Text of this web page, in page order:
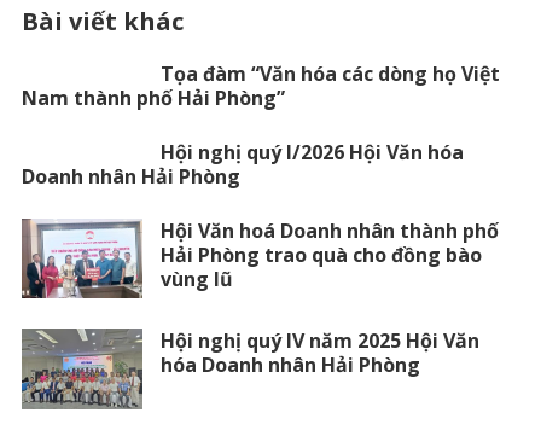
Bài viết khác
Tọa đàm “Văn hóa các dòng họ Việt
Nam thành phố Hải Phòng”
Hội nghị quý I/2026 Hội Văn hóa
Doanh nhân Hải Phòng
Hội Văn hoá Doanh nhân thành phố
Hải Phòng trao quà cho đồng bào
vùng lũ
Hội nghị quý IV năm 2025 Hội Văn
hóa Doanh nhân Hải Phòng